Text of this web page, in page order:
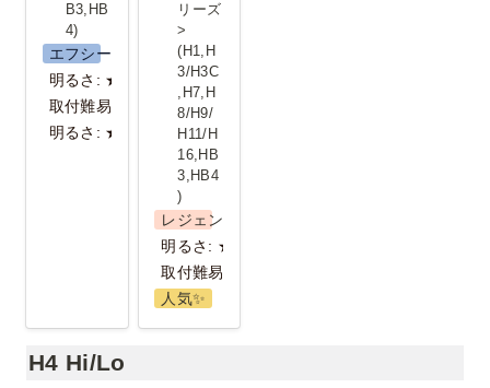
B3,HB
4)
エフシーエル
明るさ: ★★
取付難易度：★
明るさ: ★★★
リーズ
>
(H1,H
3/H3C
,H7,H
8/H9/
H11/H
16,HB
3,HB4
)
レジェンダリーシリーズ
明るさ: ★★★
取付難易度：★
人気✨️
H4 Hi/Lo